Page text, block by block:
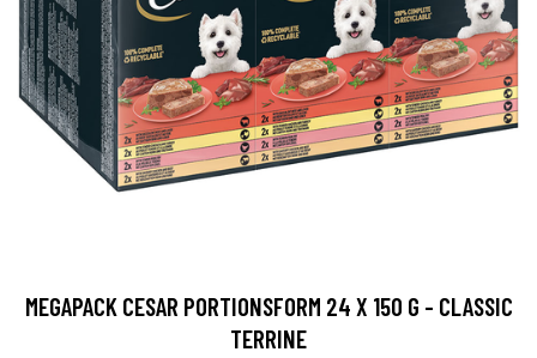
MEGAPACK CESAR PORTIONSFORM 24 X 150 G - CLASSIC
TERRINE